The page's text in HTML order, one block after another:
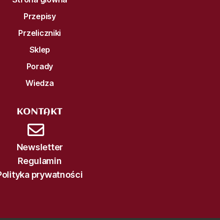
Przepisy
Przeliczniki
Sklep
Porady
Wiedza
KONTAKT
Newsletter
Regulamin
prywatności